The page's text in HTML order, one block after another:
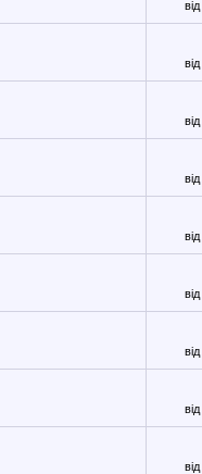
від
від
від
від
від
від
від
від
від